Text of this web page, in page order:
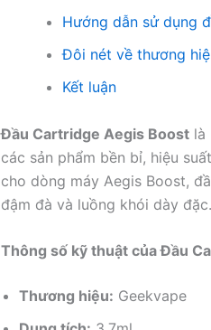
Hướng dẫn sử dụng
Đôi nét về thương
Kết luận
Đầu Cartridge Aegis Boost là
các sản phẩm bền bỉ, hiệu
cho dòng máy Aegis Boost,
đậm đà và luồng khói dày đặc.
Thông số kỹ thuật của Đầu
Thương hiệu: Geekvape